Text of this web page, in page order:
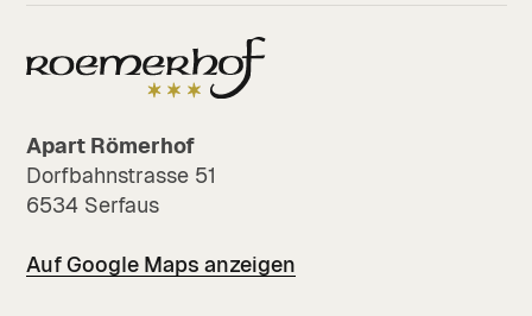
Apart Römerhof
Dorfbahnstrasse 51
6534 Serfaus
Auf Google Maps anzeigen